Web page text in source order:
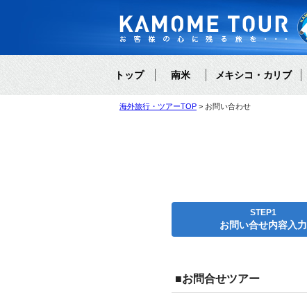
トップ 南米 メキシコ・カリブ
海外旅行・ツアーTOP お問い合わせ
STEP1
お問い合せ内容入力
■お問合せツアー